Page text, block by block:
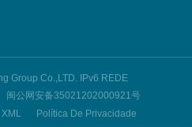
Group Co.,LTD. IPv6 REDE
闽公网安备35021202000921号
XML Política De Privacidade